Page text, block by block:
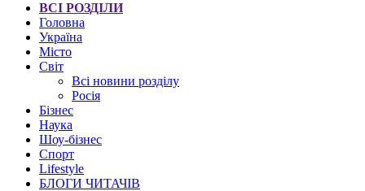
ВСІ РОЗДІЛИ
Головна
Україна
Місто
Світ
Всі новини розділу
Росія
Бізнес
Наука
Шоу-бізнес
Спорт
Lifestyle
БЛОГИ ЧИТАЧІВ